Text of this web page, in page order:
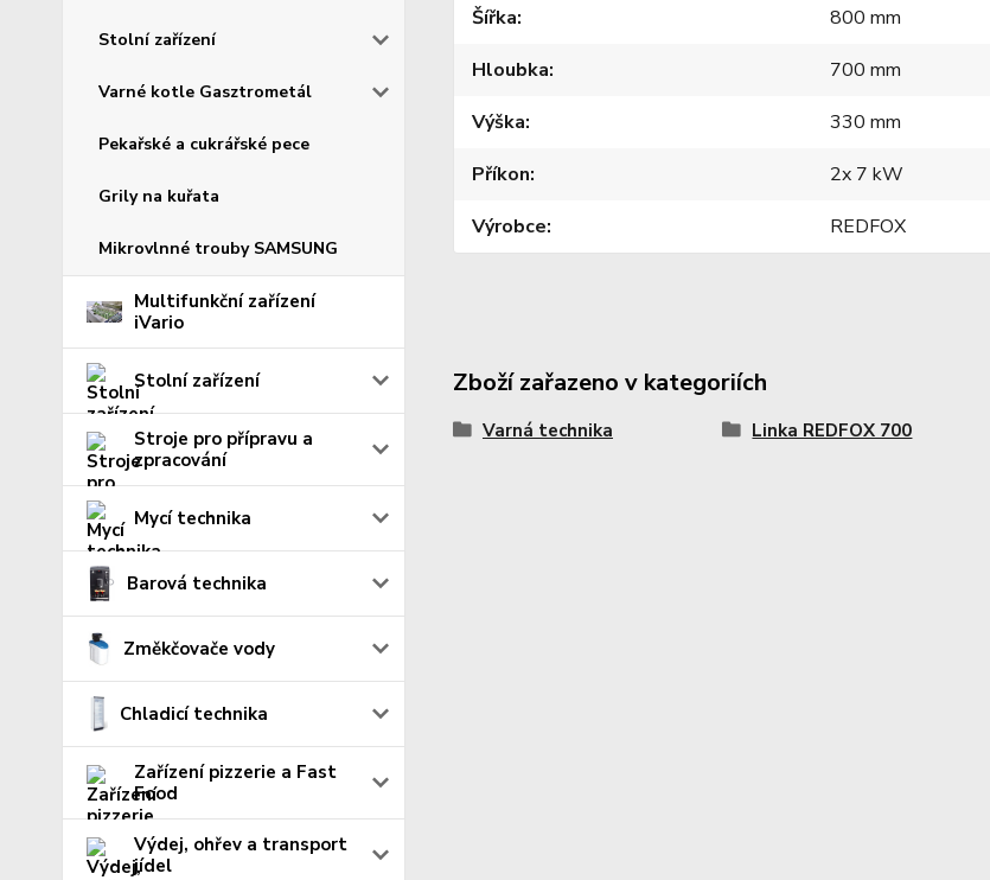
Stolní zařízení
Varné kotle Gasztrometál
Pekařské a cukrářské pece
Grily na kuřata
Mikrovlnné trouby SAMSUNG
Multifunkční zařízení
iVario
Stolní zařízení
Stroje pro přípravu a
zpracování
Mycí technika
Barová technika
Změkčovače vody
Chladicí technika
Zařízení pizzerie a Fast
Food
Výdej, ohřev a transport
jídel
Šířka
800 mm
Hloubka
700 mm
Výška
330 mm
Příkon
2x 7 kW
Výrobce
REDFOX
Zboží zařazeno v kategoriích
Varná technika Linka REDFOX 700